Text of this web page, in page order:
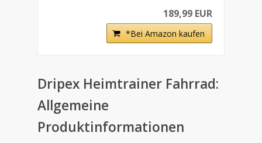
189,99 EUR
*Bei Amazon kaufen
Dripex Heimtrainer Fahrrad:
Allgemeine
Produktinformationen